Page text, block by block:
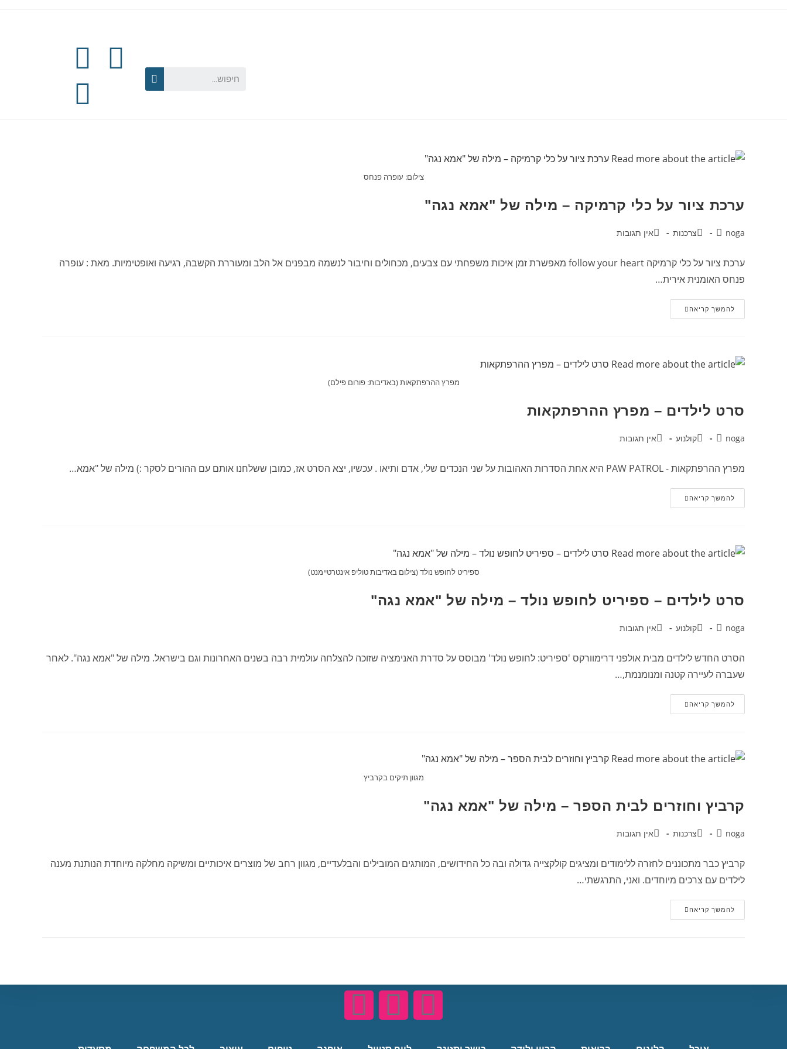
צילום: עופרה פנחס
ערכת ציור על כלי קרמיקה – מילה של "אמא נגה"
noga צרכנות אין תגובות
ערכת ציור על כלי קרמיקה follow your heart מאפשרת זמן איכות משפחתי עם צבעים, מכחולים וחיבור לנשמה מבפנים אל הלב ומעוררת הקשבה, רגיעה ואופטימיות. מאת : עופרה
פנחס האומנית אירית…
להמשך קריאה
מפרץ ההרפתקאות (באדיבות: פורום פילם)
סרט לילדים – מפרץ ההרפתקאות
noga קולנוע אין תגובות
מפרץ ההרפתקאות - PAW PATROL היא אחת הסדרות האהובות על שני הנכדים שלי, אדם ותיאו . עכשיו, יצא הסרט אז, כמובן ששלחנו אותם עם ההורים לסקר :) מילה של "אמא…
להמשך קריאה
ספיריט לחופש נולד (צילום באדיבות טוליפ אינטרטיימנט)
סרט לילדים – ספיריט לחופש נולד – מילה של "אמא נגה"
noga קולנוע אין תגובות
הסרט החדש לילדים מבית אולפני דרימוורקס 'ספיריט: לחופש נולד' מבוסס על סדרת האנימציה שזוכה להצלחה עולמית רבה בשנים האחרונות וגם בישראל. מילה של "אמא נגה". לאחר
שעברה לעיירה קטנה ומנומנמת,…
להמשך קריאה
מגוון תיקים בקרביץ
קרביץ וחוזרים לבית הספר – מילה של "אמא נגה"
noga צרכנות אין תגובות
קרביץ כבר מתכוננים לחזרה ללימודים ומציגים קולקצייה גדולה ובה כל החידושים, המותגים המובילים והבלעדיים, מגוון רחב של מוצרים איכותיים ומשיקה מחלקה מיוחדת הנותנת מענה
לילדים עם צרכים מיוחדים. ואני, התרגשתי…
להמשך קריאה